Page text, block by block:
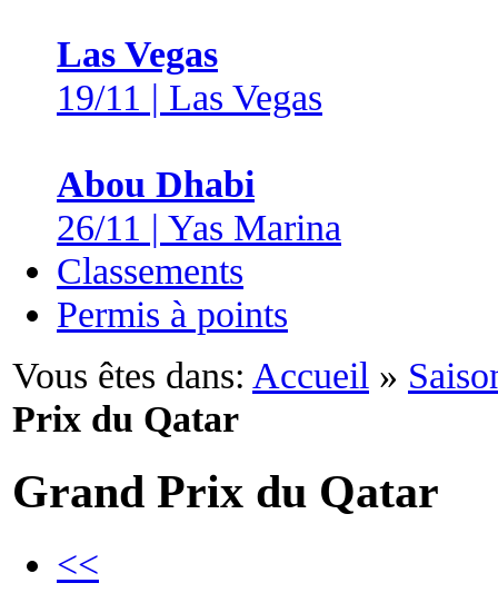
Las Vegas
19/11 | Las Vegas
Abou Dhabi
26/11 | Yas Marina
Classements
Permis à points
Vous êtes dans: Accueil »
Prix du Qatar
Grand Prix du Qatar
<<